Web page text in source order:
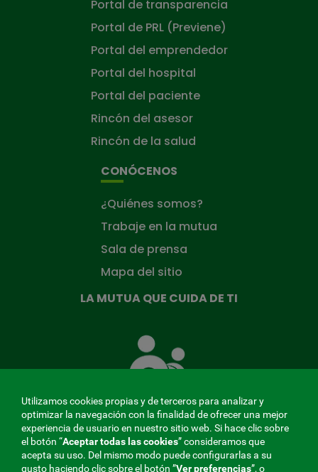
Portal de transparencia
Portal de PRL (Previene)
Portal del emprendedor
Portal del hospital
Portal del paciente
Rincón del asesor
Rincón de la salud
CONÓCENOS
¿Quiénes somos?
Trabaje en la mutua
Sala de prensa
Mapa del sitio
LA MUTUA QUE CUIDA DE TI
Mutua
que
ti
MENÚ
Utilizamos cookies propias y de terceros para analizar y
optimizar la navegación con la finalidad de ofrecer una mejor
experiencia de usuario en nuestro sitio web. Si hace clic sobre
el botón “Aceptar todas las cookies” consideramos que
acepta su uso. Del mismo modo puede configurarlas a su
gusto haciendo clic sobre el botón ”Ver preferencias”, o